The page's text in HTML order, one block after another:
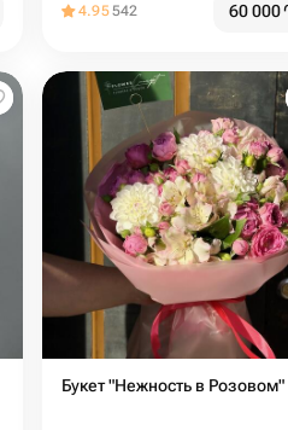
4.95542 60 000
Букет "Нежность в Розовом"